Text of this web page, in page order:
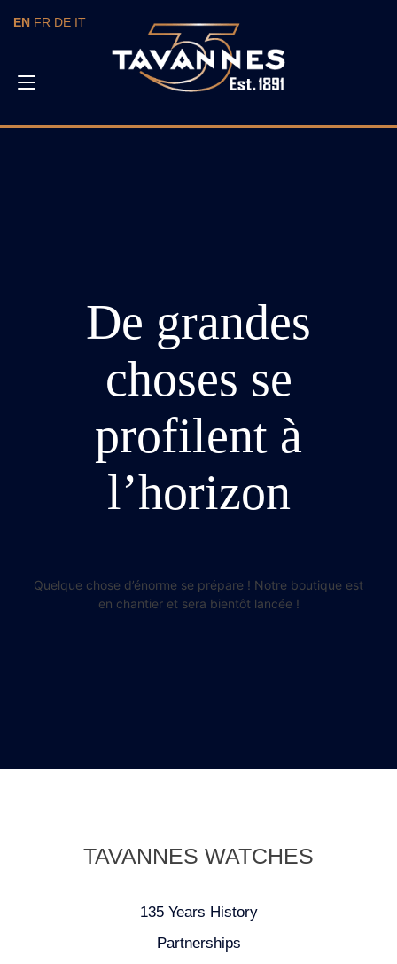
Toggle
De grandes
choses se
profilent à
l’horizon
Quelque chose d’énorme se prépare ! Notre boutique est
en chantier et sera bientôt lancée !
TAVANNES WATCHES
135 Years History
Partnerships
EN FR DE IT